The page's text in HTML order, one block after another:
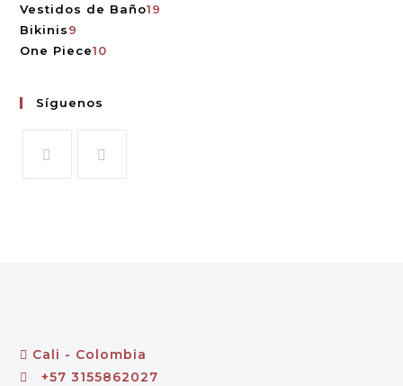
Vestidos de Baño19
Bikinis9
One Piece10
Síguenos
Cali - Colombia
+57 3155862027